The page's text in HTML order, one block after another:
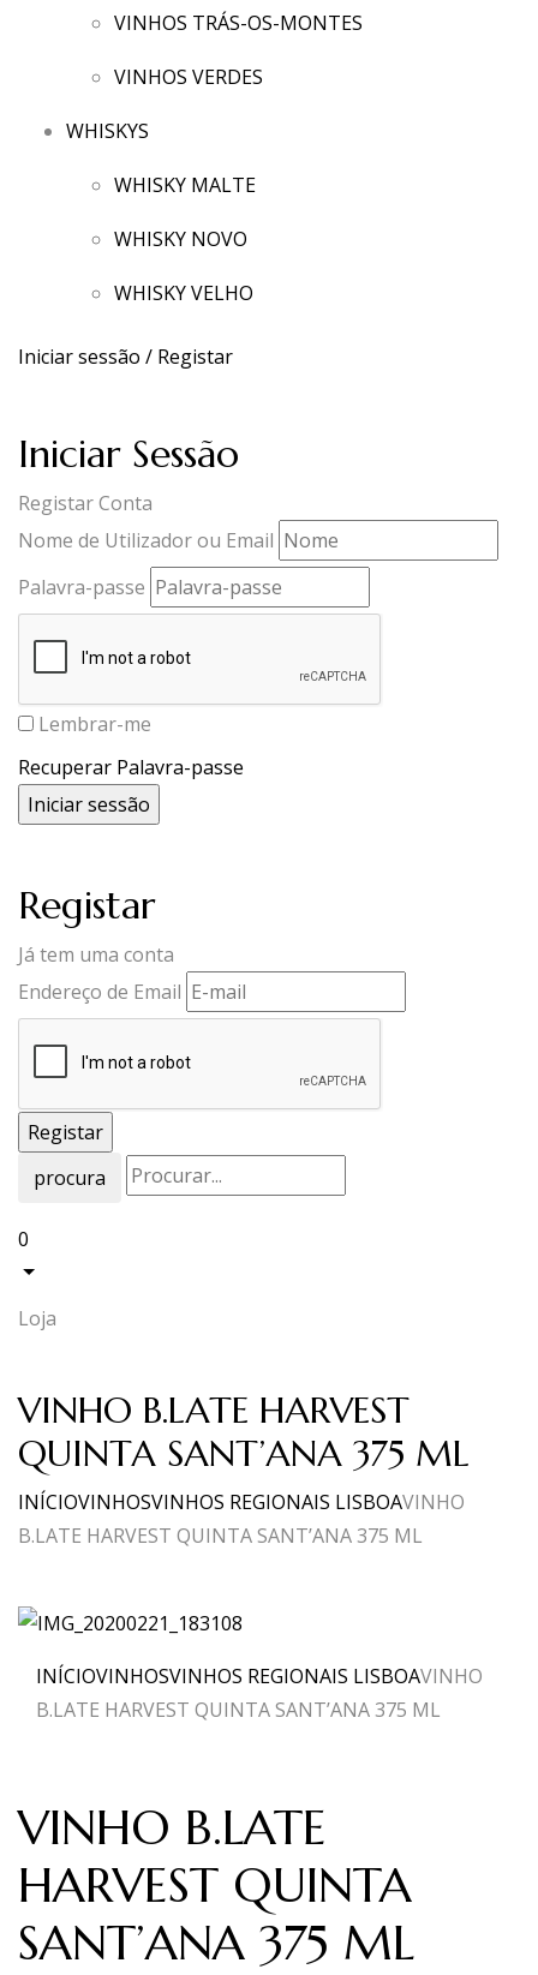
VINHOS TRÁS-OS-MONTES
VINHOS VERDES
WHISKYS
WHISKY MALTE
WHISKY NOVO
WHISKY VELHO
Iniciar sessão / Registar
Iniciar Sessão
Registar Conta
Nome de Utilizador ou Email
Palavra-passe
Lembrar-me
Recuperar Palavra-passe
Registar
Já tem uma conta
Endereço de Email
procura
0
Loja
VINHO B.LATE HARVEST
QUINTA SANT’ANA 375 ML
INÍCIOVINHOSVINHOS REGIONAIS LISBOAVINHO
B.LATE HARVEST QUINTA SANT’ANA 375 ML
INÍCIOVINHOSVINHOS REGIONAIS LISBOAVINHO
B.LATE HARVEST QUINTA SANT’ANA 375 ML
VINHO B.LATE
HARVEST QUINTA
SANT’ANA 375 ML